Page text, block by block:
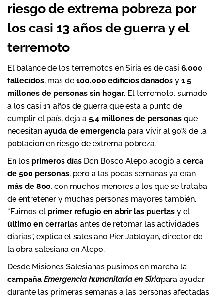
riesgo de extrema pobreza por
los casi 13 años de guerra y el
terremoto
El balance de los terremotos en Siria es de casi 6.000
fallecidos, más de 100.000 edificios dañados y 1,5
millones de personas sin hogar. El terremoto, sumado
a los casi 13 años de guerra que está a punto de
cumplir el país, deja a 5,4 millones de personas que
necesitan ayuda de emergencia para vivir al 90% de la
población en riesgo de extrema pobreza.
En los primeros días Don Bosco Alepo acogió a cerca
de 500 personas, pero a las pocas semanas ya eran
más de 800, con muchos menores a los que se trataba
de entretener y muchas personas mayores también.
“Fuimos el primer refugio en abrir las puertas y el
último en cerrarlas antes de retomar las actividades
diarias”, explica el salesiano Pier Jabloyan, director de
la obra salesiana en Alepo.
Desde Misiones Salesianas pusimos en marcha la
campaña Emergencia humanitaria en Siriapara ayudar
durante las primeras semanas a las personas afectadas